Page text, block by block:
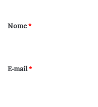
r
*
Nome*
E-mail*